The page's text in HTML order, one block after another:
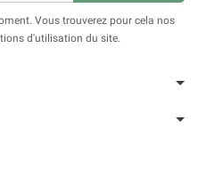
Vous trouverez pour cela nos
d'utilisation du site.